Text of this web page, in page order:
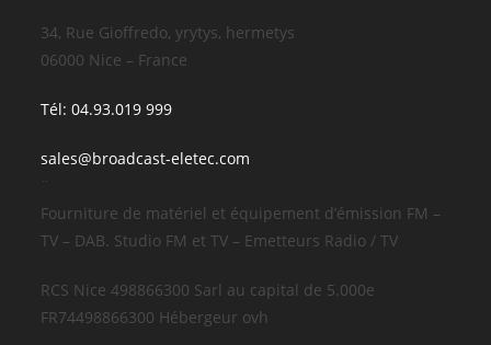
34, Rue Gioffredo, yrytys, hermetys
06000 Nice – France
Tél: 04.93.019 999
sales@broadcast-eletec.com
¨
Fourniture de matériel et équipement d’émission FM –
TV – DAB. Studio FM et TV – Emetteurs Radio / TV
RCS Nice 498866300 Sarl au capital de 5.000e
FR74498866300 Hébergeur ovh